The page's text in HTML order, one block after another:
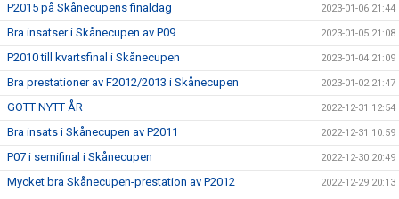
P2015 på Skånecupens finaldag 2023-01-06 21:44
Bra insatser i Skånecupen av P09 2023-01-05 21:08
P2010 till kvartsfinal i Skånecupen 2023-01-04 21:09
Bra prestationer av F2012/2013 i Skånecupen 2023-01-02 21:47
GOTT NYTT ÅR 2022-12-31 12:54
Bra insats i Skånecupen av P2011 2022-12-31 10:59
P07 i semifinal i Skånecupen 2022-12-30 20:49
Mycket bra Skånecupen-prestation av P2012 2022-12-29 20:13